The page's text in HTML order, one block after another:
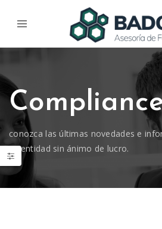
conozca las últimas novedades e
su entidad sin ánimo de lucro.